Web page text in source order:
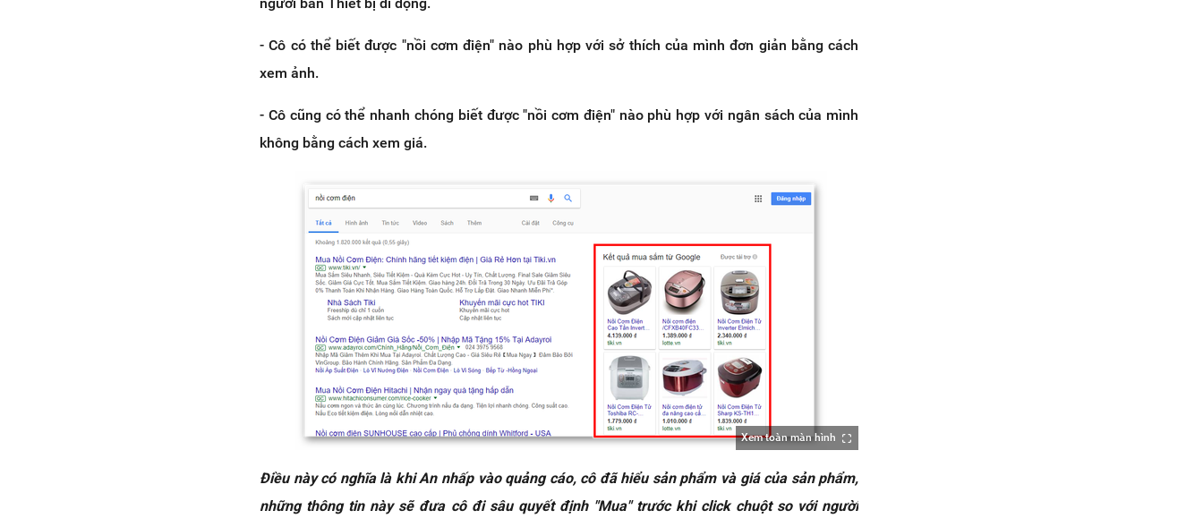
- Cô có thể biết được "nồi cơm điện" nào phù hợp với sở thích của mình đơn giản bằng cách
xem ảnh.
- Cô cũng có thể nhanh chóng biết được "nồi cơm điện" nào phù hợp với ngân sách của mình
không bằng cách xem giá.
Xem toàn màn hình
Điều này có nghĩa là khi An nhấp vào quảng cáo, cô đã hiểu sản phẩm và giá của sản phẩm,
những thông tin này sẽ đưa cô đi sâu quyết định "Mua" trước khi click chuột so với người